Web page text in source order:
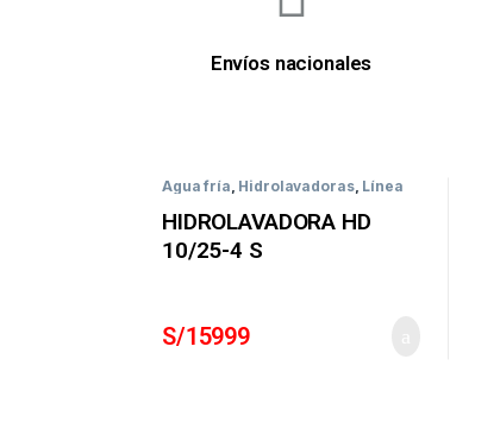
Envíos nacionales
Agua fría Hidrolavadoras, Línea
Profesional
HIDROLAVADORA HD
10/25-4 S
S/15999